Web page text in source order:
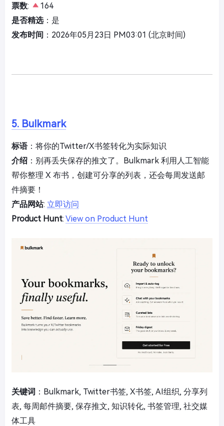
票数:
164
是否精选：是
发布时间 ：2026年05月23日 PM03:01 (北京时间)
5. Bulkmark
标语：将你的Twitter/X书签转化为实际知识
介绍 ：别再丢失保存的推文了。Bulkmark 利用人工智能
帮你整理 X 布书，创建可分享的列表，还会每周发送邮
件摘要！
产品网站: 立即访问
Product Hunt: View on Product Hunt
关键词 ：Bulkmark, Twitter书签, X书签, AI组织, 分享列
表, 每周邮件摘要, 保存推文, 知识转化, 书签管理, 社交媒
体工具